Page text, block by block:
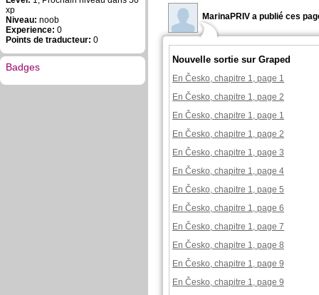
xp
Niveau: noob
Experience: 0
Points de traducteur: 0
Badges
MarinaPRIV a publié ces
Nouvelle sortie sur Graped
En Česko, chapitre 1, page 1
En Česko, chapitre 1, page 2
En Česko, chapitre 1, page 1
En Česko, chapitre 1, page 2
En Česko, chapitre 1, page 3
En Česko, chapitre 1, page 4
En Česko, chapitre 1, page 5
En Česko, chapitre 1, page 6
En Česko, chapitre 1, page 7
En Česko, chapitre 1, page 8
En Česko, chapitre 1, page 9
En Česko, chapitre 1, page 9